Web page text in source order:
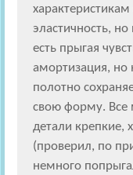
характеристикам
эластичность,
есть прыгая
амортизация, но
полотно
свою форму. Все
детали крепкие,
(проверил, по
немного